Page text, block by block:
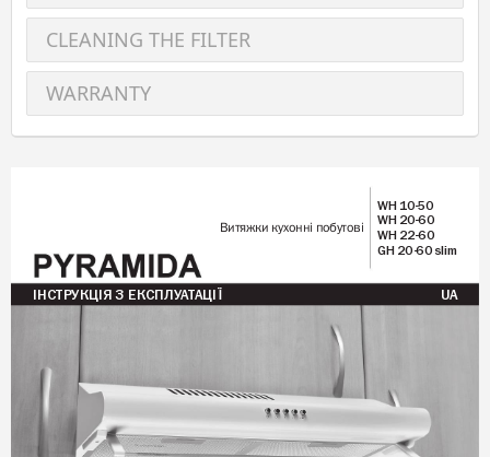
CLEANING THE FILTER
WARRANTY
WH 10-50
WH 20-60
Витяжки кухонні побутові
WH 22-60
GH 20-60 slim
ІНСТРУКЦІЯ З ЕКСПЛУАТАЦІЇ UA